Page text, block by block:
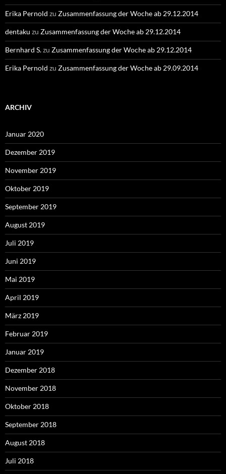
Erika Pernold zu Zusammenfassung der Woche ab 29.12.2014
dentaku zu Zusammenfassung der Woche ab 29.12.2014
Bernhard S.zu Zusammenfassung der Woche ab 29.12.2014
Erika Pernold zu Zusammenfassung der Woche ab 29.09.2014
ARCHIV
Januar 2020
Dezember 2019
November 2019
Oktober 2019
September 2019
August 2019
Juli 2019
Juni 2019
Mai 2019
April 2019
März 2019
Februar 2019
Januar 2019
Dezember 2018
November 2018
Oktober 2018
September 2018
August 2018
Juli 2018